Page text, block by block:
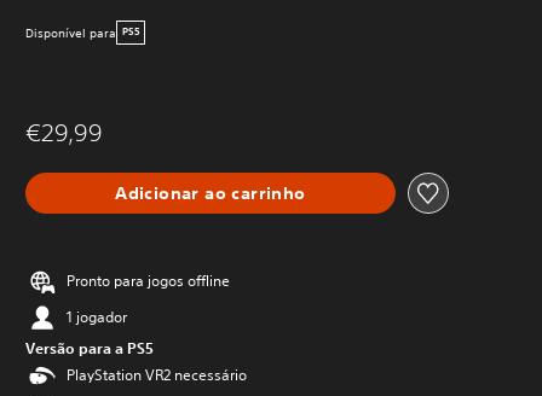
Disponível para PS5
€29,99
Adicionar ao carrinho
Pronto para jogos offline
1 jogador
Versão para a PS5
PlayStation VR2 necessário